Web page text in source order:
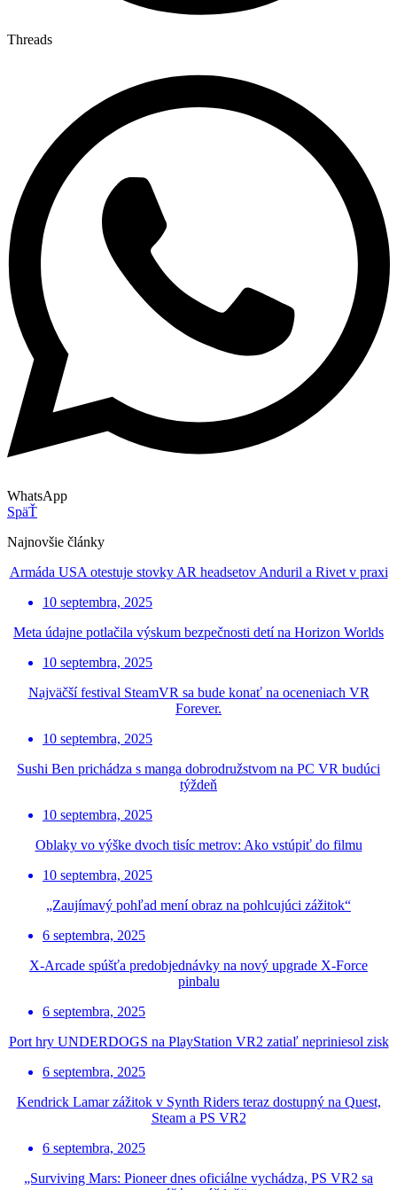
Threads
WhatsApp
SpäŤ
Najnovšie články
Armáda USA otestuje stovky AR headsetov Anduril a Rivet v praxi
10 septembra, 2025
Meta údajne potlačila výskum bezpečnosti detí na Horizon Worlds
10 septembra, 2025
Najväčší festival SteamVR sa bude konať na oceneniach VR
Forever.
10 septembra, 2025
Sushi Ben prichádza s manga dobrodružstvom na PC VR budúci
týždeň
10 septembra, 2025
Oblaky vo výške dvoch tisíc metrov: Ako vstúpiť do filmu
10 septembra, 2025
„Zaujímavý pohľad mení obraz na pohlcujúci zážitok“
6 septembra, 2025
X-Arcade spúšťa predobjednávky na nový upgrade X-Force
pinbalu
6 septembra, 2025
Port hry UNDERDOGS na PlayStation VR2 zatiaľ nepriniesol zisk
6 septembra, 2025
Kendrick Lamar zážitok v Synth Riders teraz dostupný na Quest,
Steam a PS VR2
6 septembra, 2025
„Surviving Mars: Pioneer dnes oficiálne vychádza, PS VR2 sa